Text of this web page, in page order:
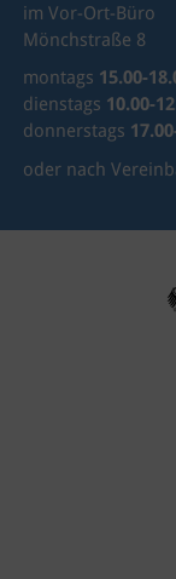
im Vor-Ort-Büro
Mönchstraße 8
montags 15.00-
dienstags 10.00-
donnerstags
oder nach